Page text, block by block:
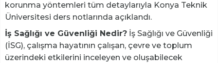
korunma yöntemleri tüm detaylarıyla Konya Teknik
Üniversitesi ders notlarında açıklandı.
İş Sağlığı ve Güvenliği Nedir? İş Sağlığı ve Güvenliği
(İSG), çalışma hayatının çalışan, çevre ve toplum
üzerindeki etkilerini inceleyen ve oluşabilecek